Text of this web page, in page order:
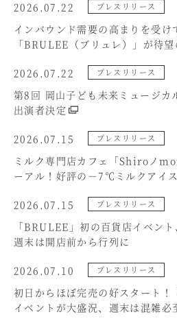
2026.07.22 プレスリリース
インバウンド需要の高まりを受け
「BRULEE（ブリュレ）」が待
2026.07.22 プレスリリース
第8回 岡山子ども未来ミュージカ
出演者決定
2026.07.15 プレスリリース
ミルク専門店カフェ「Shiroノ
ーアル！好評の－7℃ミルクアイ
2026.07.15 プレスリリース
「BRULEE」初の百貨店イベン
週末は開店前から行列に
2026.07.10 プレスリリース
初日からほぼ完売の好スタート
イベントが大盛況、週末は混雑必